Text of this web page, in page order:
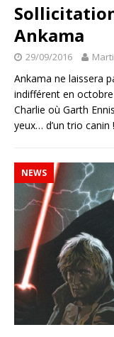
Ankama
29/09/2016 Marti
Ankama ne laissera
indifférent en octobre
Charlie où Garth
yeux… d’un trio canin !
NEWS